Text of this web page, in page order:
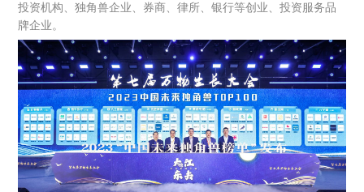
投资机构、独角兽企业、券商、律所、银行等创业、投资服务品
牌企业。